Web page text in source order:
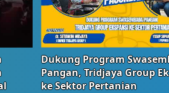
Dukung Program
Pangan, Tridjaya Group
ke Sektor Pertanian